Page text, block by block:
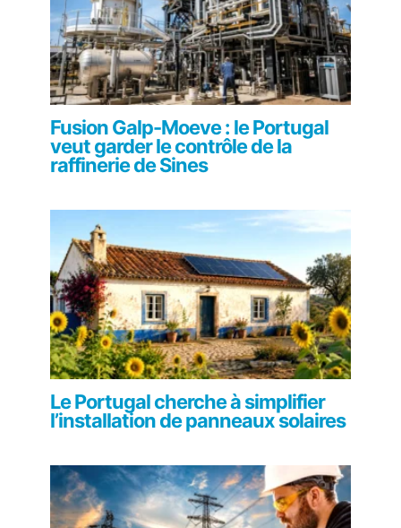
Fusion Galp-Moeve : le Portugal
veut garder le contrôle de la
raffinerie de Sines
Le Portugal cherche à simplifier
l’installation de panneaux solaires